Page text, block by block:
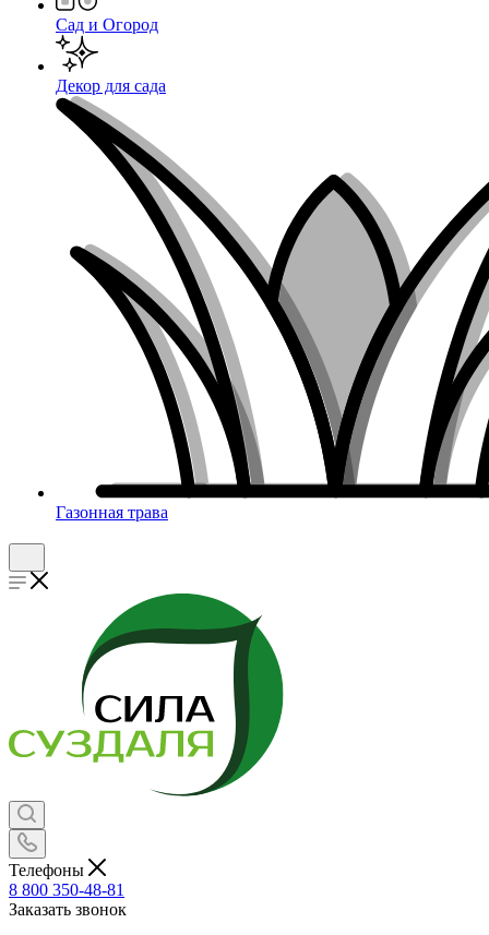
Сад и Огород
Декор для сада
Газонная трава
Телефоны
8 800 350-48-81
Заказать звонок